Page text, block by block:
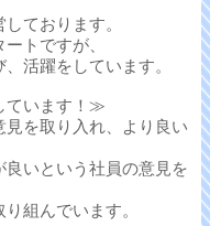
ております。
トですが、
活躍をしています。
ています！≫
を取り入れ、より良い
良いという社員の意見を
組んでいます。